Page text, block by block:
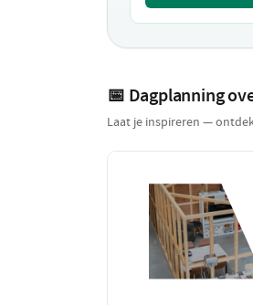
📅 Dagplanning
Laat je inspireren —